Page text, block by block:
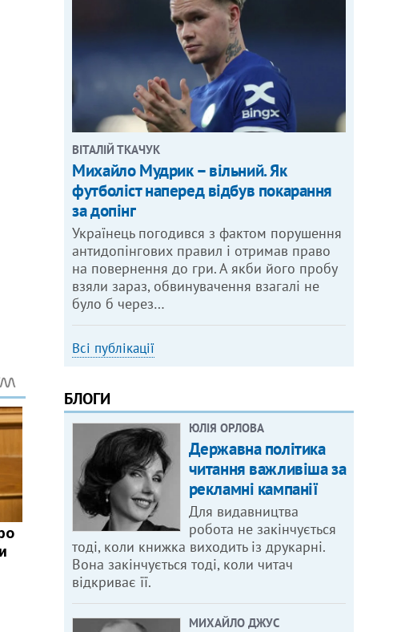
ВІТАЛІЙ ТКАЧУК
Михайло Мудрик – вільний. Як
футболіст наперед відбув покарання
за допінг
Українець погодився з фактом порушення
антидопінгових правил і отримав право
на повернення до гри. А якби його пробу
взяли зараз, обвинувачення взагалі не
було б через…
Всі публікації
БЛОГИ
ЮЛІЯ ОРЛОВА
Державна політика
читання важливіша за
рекламні кампанії
Для видавництва
робота не закінчується
тоді, коли книжка виходить із друкарні.
Вона закінчується тоді, коли читач
відкриває її.
МИХАЙЛО ДЖУС